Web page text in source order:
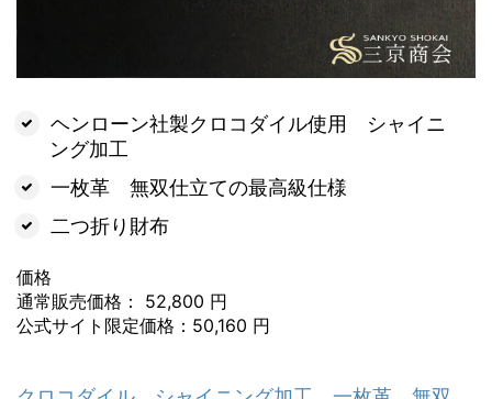
ヘンローン社製クロコダイル使用 シャイニ
ング加工
一枚革 無双仕立ての最高級仕様
二つ折り財布
価格
通常販売価格： 52,800 円
公式サイト限定価格：50,160 円